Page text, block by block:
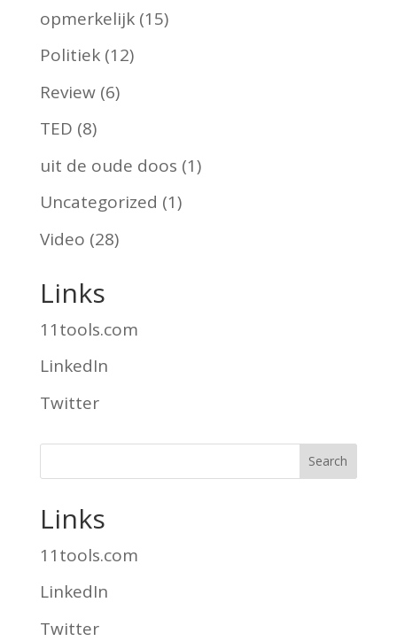
opmerkelijk(15)
Politiek(12)
Review(6)
TED (8)
uit de oude doos (1)
Uncategorized (1)
Video (28)
Links
11tools.com
LinkedIn
Twitter
Links
11tools.com
LinkedIn
Twitter